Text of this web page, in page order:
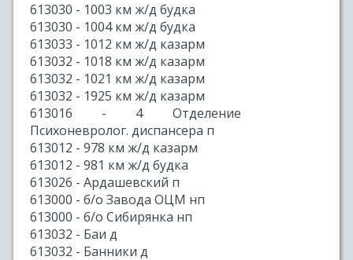
613030 - 1003 км ж/д будка
613030 - 1004 км ж/д будка
613033 - 1012 км ж/д казарм
613032 - 1018 км ж/д казарм
613032 - 1021 км ж/д казарм
613032 - 1925 км ж/д казарм
613016 - 4 Отделение
Психоневролог. диспансера п
613012 - 978 км ж/д казарм
613012 - 981 км ж/д будка
613026 - Ардашевский п
613000 - б/о Завода ОЦМ нп
613000 - б/о Сибирянка нп
613032 - Баи д
613032 - Банники д